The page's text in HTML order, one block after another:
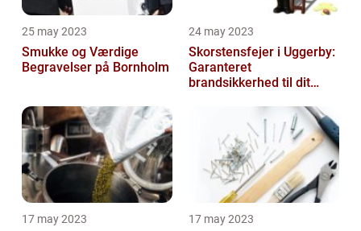
25 may 2023
Smukke og Værdige
Begravelser på Bornholm
24 may 2023
Skorstensfejer i Uggerby:
Garanteret
brandsikkerhed til dit
17 may 2023 17 may 2023